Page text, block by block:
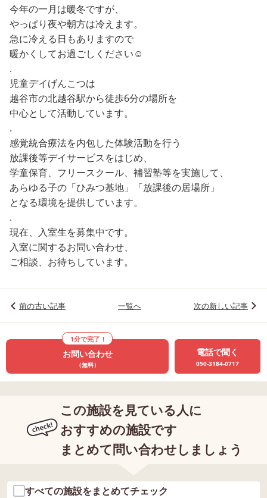
今年の一月は暖冬ですが、
やっぱり夜や朝方は冷えます。
急に冷える日もありますので
暖かくしてお過ごしください☺️
.
児童デイげんこつは
越谷市の北越谷駅から徒歩6分の場所を
中心として活動しています。
.
感覚統合療法を内包した体験活動を行う
放課後等デイサービスをはじめ、
学童保育、フリースクール、補習塾等を実施して、
あらゆる子の「ひみつ基地」「放課後の居場所」
となる環境を提供しています。
.
現在、入室生を募集中です。
入室に関するお問い合わせ、
ご相談、お待ちしています。
前の古い記事 一覧へ 次の新しい記事
1分で完了！
お問い合わせ
（無料）
電話で聞く
050-3184-0717
この施設を見ている人に
おすすめの施設です
まとめて問い合わせしましょう
すべての施設をまとめてチェック